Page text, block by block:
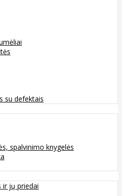
su defektais
spalvinimo knygelės
ir jų priedai